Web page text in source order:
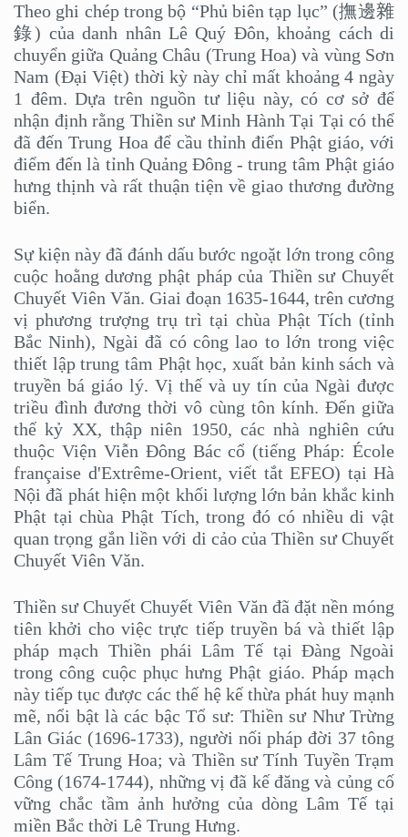
Theo ghi chép trong bộ “Phủ biên tạp lục” (撫邊雜
錄) của danh nhân Lê Quý Đôn, khoảng cách di
chuyển giữa Quảng Châu (Trung Hoa) và vùng Sơn
Nam (Đại Việt) thời kỳ này chỉ mất khoảng 4 ngày
1 đêm. Dựa trên nguồn tư liệu này, có cơ sở để
nhận định rằng Thiền sư Minh Hành Tại Tại có thể
đã đến Trung Hoa để cầu thỉnh điển Phật giáo, với
điểm đến là tỉnh Quảng Đông - trung tâm Phật giáo
hưng thịnh và rất thuận tiện về giao thương đường
biển.
Sự kiện này đã đánh dấu bước ngoặt lớn trong công
cuộc hoằng dương phật pháp của Thiền sư Chuyết
Chuyết Viên Văn. Giai đoạn 1635-1644, trên cương
vị phương trượng trụ trì tại chùa Phật Tích (tỉnh
Bắc Ninh), Ngài đã có công lao to lớn trong việc
thiết lập trung tâm Phật học, xuất bản kinh sách và
truyền bá giáo lý. Vị thế và uy tín của Ngài được
triều đình đương thời vô cùng tôn kính. Đến giữa
thế kỷ XX, thập niên 1950, các nhà nghiên cứu
thuộc Viện Viễn Đông Bác cổ (tiếng Pháp: École
française d'Extrême-Orient, viết tắt EFEO) tại Hà
Nội đã phát hiện một khối lượng lớn bản khắc kinh
Phật tại chùa Phật Tích, trong đó có nhiều di vật
quan trọng gắn liền với di cảo của Thiền sư Chuyết
Chuyết Viên Văn.
Thiền sư Chuyết Chuyết Viên Văn đã đặt nền móng
tiên khởi cho việc trực tiếp truyền bá và thiết lập
pháp mạch Thiền phái Lâm Tế tại Đàng Ngoài
trong công cuộc phục hưng Phật giáo. Pháp mạch
này tiếp tục được các thế hệ kế thừa phát huy mạnh
mẽ, nổi bật là các bậc Tổ sư: Thiền sư Như Trừng
Lân Giác (1696-1733), người nối pháp đời 37 tông
Lâm Tế Trung Hoa; và Thiền sư Tính Tuyền Trạm
Công (1674-1744), những vị đã kế đăng và củng cố
vững chắc tầm ảnh hưởng của dòng Lâm Tế tại
miền Bắc thời Lê Trung Hưng.